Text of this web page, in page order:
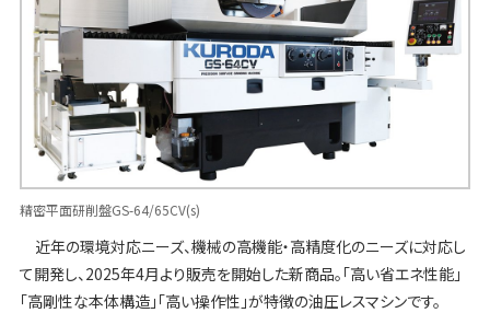
精密平面研削盤GS-64/65CV(s)
近年の環境対応ニーズ、機械の高機能・高精度化のニーズに対応し
て開発し、2025年4月より販売を開始した新商品。「高い省エネ性能」
「高剛性な本体構造」「高い操作性」が特徴の油圧レスマシンです。